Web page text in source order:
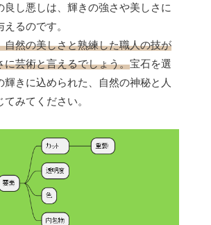
良し悪しは、輝きの強さや美しさに
るのです。
自然の美しさと熟練した職人の技が
に芸術と言えるでしょう。宝石を選
輝きに込められた、自然の神秘と人
みてください。